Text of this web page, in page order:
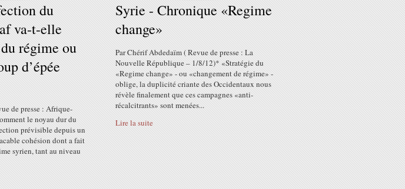
du
va-t-elle
régime ou
d’épée
de presse : Afrique-
le noyau dur du
prévisible depuis un
cohésion dont a fait
syrien, tant au niveau
Syrie - Chronique «Regime
change»
Par Chérif Abdedaïm ( Revue de presse : La
Nouvelle République – 1/8/12)* «Stratégie du
«Regime change» - ou «changement de régime» -
oblige, la duplicité criante des Occidentaux nous
révèle finalement que ces campagnes «anti-
récalcitrants» sont menées...
Lire la suite